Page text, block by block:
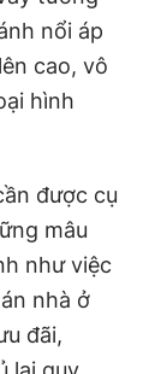
nổi áp
cao, vô
hình
được cụ
mâu
như việc
nhà ở
đãi,